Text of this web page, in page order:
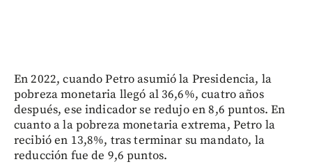
En 2022, cuando Petro asumió la Presidencia, la
pobreza monetaria llegó al 36,6%, cuatro años
después, ese indicador se redujo en 8,6 puntos. En
cuanto a la pobreza monetaria extrema, Petro la
recibió en 13,8%, tras terminar su mandato, la
reducción fue de 9,6 puntos.